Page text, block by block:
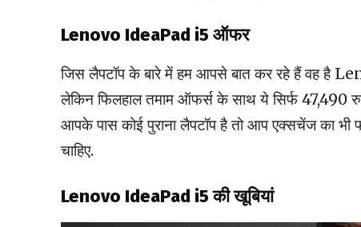
Lenovo IdeaPad i5 ऑफर
जिस लैपटॉप के बारे में हम आपसे बात कर रहे हैं वह है
लेकिन फिलहाल तमाम ऑफर्स के साथ ये सिर्फ 47,490
आपके पास कोई पुराना लैपटॉप है तो आप एक्सचेंज का भी
चाहिए.
Lenovo IdeaPad i5 की खूबियां